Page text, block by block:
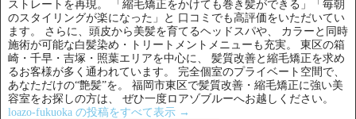
ストレートを再現。 「縮毛矯正をかけても巻き髪ができる」「毎朝
のスタイリングが楽になった」と 口コミでも高評価をいただいてい
ます。 さらに、頭皮から美髪を育てるヘッドスパや、 カラーと同時
施術が可能な白髪染め・トリートメントメニューも充実。 東区の箱
崎・千早・吉塚・照葉エリアを中心に、 髪質改善と縮毛矯正を求め
るお客様が多く通われています。 完全個室のプライベート空間で、
あなただけの“艶髪”を。 福岡市東区で髪質改善・縮毛矯正に強い美
容室をお探しの方は、 ぜひ一度ロアゾブルーへお越しください。
loazo-fukuoka の投稿をすべて表示 →